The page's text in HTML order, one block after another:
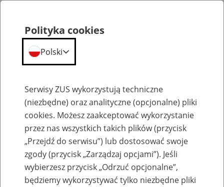
Szkolenia
Polityka cookies
Polski
Serwisy ZUS wykorzystują techniczne
(niezbędne) oraz analityczne (opcjonalne) pliki
cookies. Możesz zaakceptować wykorzystanie
przez nas wszystkich takich plików (przycisk
„Przejdź do serwisu”) lub dostosować swoje
zgody (przycisk „Zarządzaj opcjami”). Jeśli
wybierzesz przycisk „Odrzuć opcjonalne”,
będziemy wykorzystywać tylko niezbędne pliki